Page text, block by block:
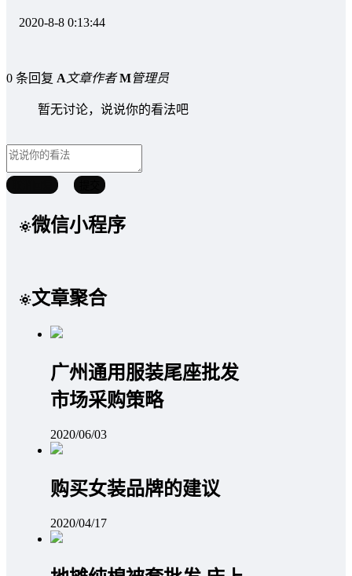
2020-8-8 0:13:44
0 条回复 A文章作者 M管理员
暂无讨论，说说你的看法吧
微信小程序
文章聚合
广州通用服装尾座批发
市场采购策略
2020/06/03
购买女装品牌的建议
2020/04/17